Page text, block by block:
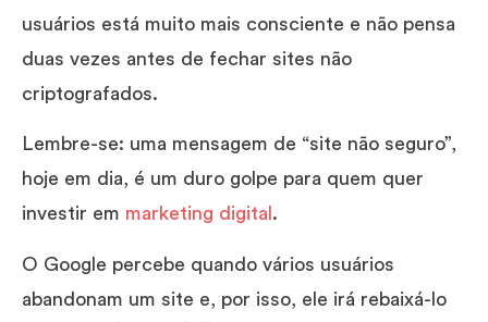
usuários está muito mais consciente e não pensa
duas vezes antes de fechar sites não
criptografados.
Lembre-se: uma mensagem de “site não seguro”,
hoje em dia, é um duro golpe para quem quer
investir em marketing digital .
O Google percebe quando vários usuários
abandonam um site e, por isso, ele irá rebaixá-lo